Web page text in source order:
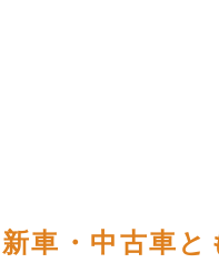
新車・中古車